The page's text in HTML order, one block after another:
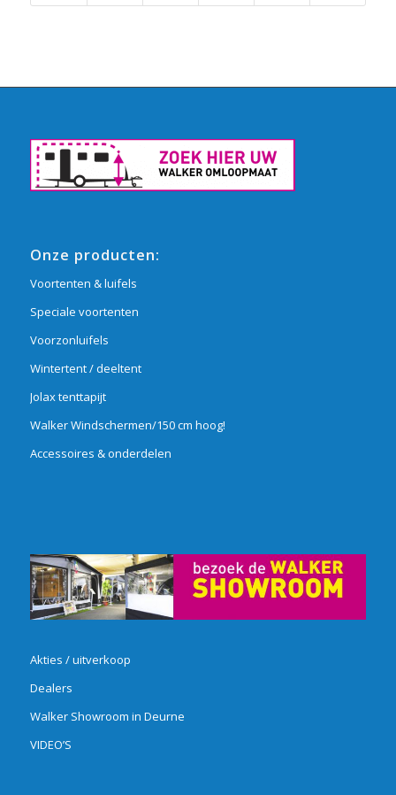
Onze producten:
Voortenten & luifels
Speciale voortenten
Voorzonluifels
Wintertent / deeltent
Jolax tenttapijt
Walker Windschermen/150 cm hoog!
Accessoires & onderdelen
Akties / uitverkoop
Dealers
Walker Showroom in Deurne
VIDEO’S